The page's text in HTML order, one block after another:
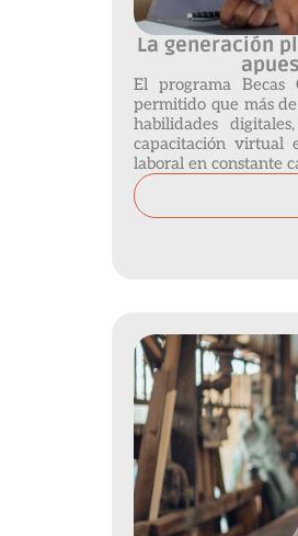
La generación
El programa Becas
permitido que más
habilidades
capacitación virtual
laboral en constante